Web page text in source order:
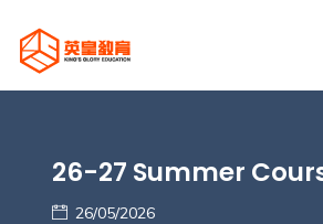
26-27 Summer
26/05/2026